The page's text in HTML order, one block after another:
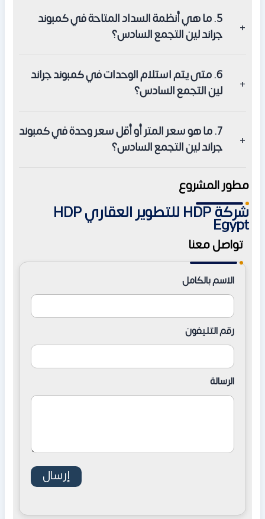
5. ما هي أنظمة السداد المتاحة في كمبوند
جراند لين التجمع السادس؟
فقط.
6. متى يتم استلام الوحدات في كمبوند جراند
لين التجمع السادس؟
يتم استلام كافة الوحدات خلال 4 سنوات من تاريخ التعاقد.
7. ما هو سعر المتر أو أقل سعر وحدة في كمبوند
جراند لين التجمع السادس؟
للغاية في منطقة التجمع.
مطور المشروع
شركة HDP للتطوير العقاري HDP
Egypt
تواصل معنا
الاسم بالكامل
رقم التليفون
الرسالة